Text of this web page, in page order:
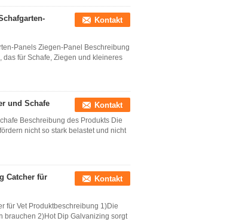
Kontakt
Panels Ziegen-Panel Beschreibung
für Schafe, Ziegen und kleineres
und Schafe Kontakt
Beschreibung des Produkts Die
nicht so stark belastet und nicht
Catcher für
Kontakt
für Vet Produktbeschreibung 1)Die
brauchen 2)Hot Dip Galvanizing sorgt